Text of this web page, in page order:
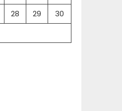
28 29
30